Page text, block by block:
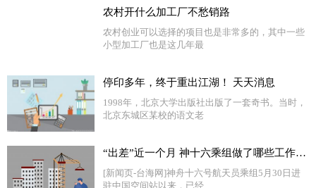
农村开什么加工厂不愁销路
农村创业可以选择的项目也是非常多的，其中一些
小型加工厂也是这几年最
停印多年，终于重出江湖！ 天天消息
1998年，北京大学出版社出版了一套奇书。当时，
北京东城区某校的语文老
“出差”近一个月 神十六乘组做了哪些工作？一文速览-天天要闻
[新闻页-台海网]神舟十六号航天员乘组5月30日进
驻中国空间站以来，已经